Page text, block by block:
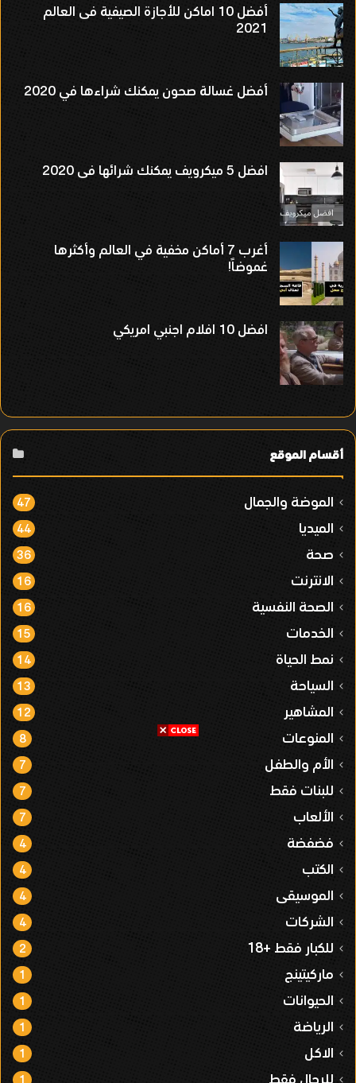
أفضل 10 اماكن للأجازة الصيفية فى العالم
2021
أفضل غسالة صحون يمكنك شراءها في 2020
افضل 5 ميكرويف يمكنك شرائها فى 2020
أغرب 7 أماكن مخفية في العالم وأكثرها
غموضاً!
افضل 10 افلام اجنبي امريكي
أقسام الموقع
الموضة والجمال 47
الميديا 44
صحة 36
الانترنت 16
الصحة النفسية 16
الخدمات 15
نمط الحياة 14
السياحة 13
المشاهير 12
المنوعات 8
الأم والطفل 7
للبنات فقط 7
الألعاب 7
فضفضة 4
الكتب 4
الموسيقى 4
الشركات 4
للكبار فقط +18 2
ماركيتينج 1
الحيوانات 1
الرياضة 1
الاكل 1
للرجال فقط 1